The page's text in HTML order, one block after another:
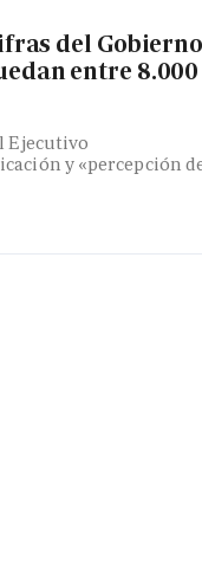
del
entre 8.000
Ejecutivo
y «percepción